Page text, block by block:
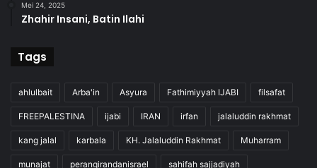
Mei 24, 2025
Zhahir Insani, Batin Ilahi
Tags
ahlulbait Arba'in Asyura Fathimiyyah IJABI filsafat
FREEPALESTINA ijabi IRAN irfan jalaluddin rakhmat
kang jalal karbala KH. Jalaluddin Rakhmat Muharram
munajat perangirandanisrael sahifah sajjadiyah